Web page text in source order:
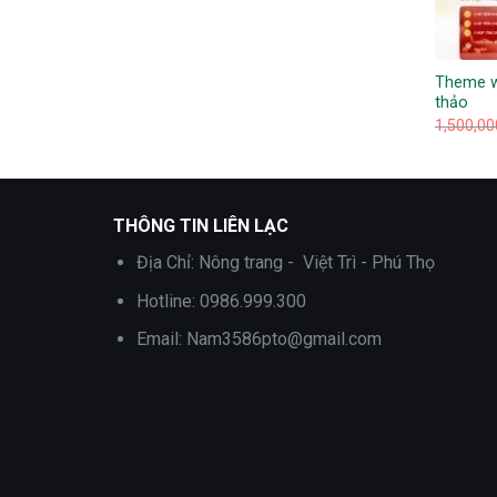
Theme
thảo
THÔNG TIN LIÊN LẠC
Địa Chỉ: Nông trang - Việt Trì - Phú Thọ
Hotline: 0986.999.300
Email: Nam3586pto@gmail.com